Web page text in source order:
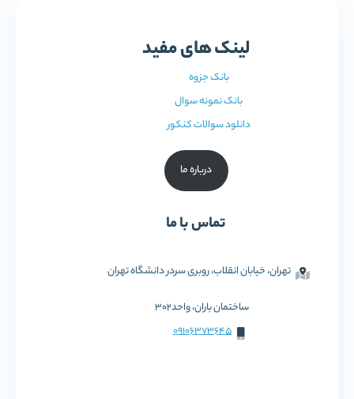
لینک های مفید
بانک جزوه
بانک نمونه سوال
دانلود سوالات کنکور
درباره ما
تماس با ما
تهران، خیابان انقلاب، روبری سردر دانشگاه تهران
ساختمان باران، واحد302
09106373645